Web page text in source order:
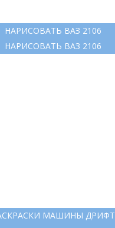
НАРИСОВАТЬ ВАЗ 2106
НАРИСОВАТЬ ВАЗ 2106
МАШИНЫ ДРИФТ